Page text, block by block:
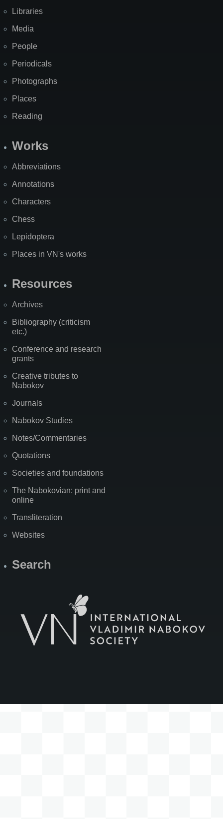
Libraries
Media
People
Periodicals
Photographs
Places
Reading
Works
Abbreviations
Annotations
Characters
Chess
Lepidoptera
Places in VN's works
Resources
Archives
Bibliography (criticism
etc.)
Conference and research
grants
Creative tributes to
Nabokov
Journals
Nabokov Studies
Notes/Commentaries
Quotations
Societies and foundations
The Nabokovian: print and
online
Transliteration
Websites
Search